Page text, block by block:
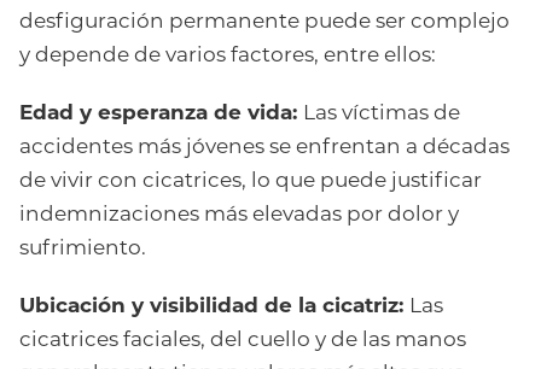
desfiguración permanente puede ser complejo
y depende de varios factores, entre ellos:
Edad y esperanza de vida: Las víctimas de
accidentes más jóvenes se enfrentan a décadas
de vivir con cicatrices, lo que puede justificar
indemnizaciones más elevadas por dolor y
sufrimiento.
Ubicación y visibilidad de la cicatriz: Las
cicatrices faciales, del cuello y de las manos